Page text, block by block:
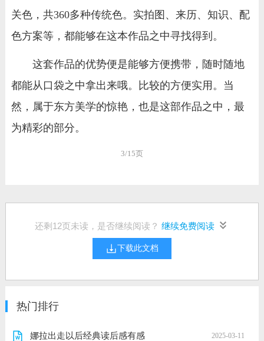
关色，共360多种传统色。实拍图、来历、知识、配
色方案等，都能够在这本作品之中寻找得到。
这套作品的优势便是能够方便携带，随时随地
都能从口袋之中拿出来哦。比较的方便实用。当
然，属于东方美学的惊艳，也是这部作品之中，最
为精彩的部分。
3/15页
还剩 12页未读，是否继续阅读？ 继续免费阅读
下载此文档
热门排行
娜拉出走以后经典读后感有感 2025-03-11